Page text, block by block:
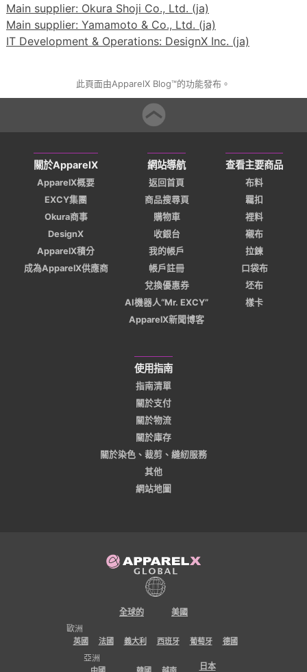
Main supplier: Okura Shoji Co., Ltd. (ja)
Main supplier: Yamamoto & Co., Ltd. (ja)
IT Development & Operations: DesignX Inc. (ja)
此頁面由ApparelX Blog™的功能發布。
關於ApparelX
ApparelX概要
EXCY集團
Okura商事
DesignX
ApparelX積分
成為ApparelX供應商
網站導航
返回首頁
商品搜尋頁
購物車
收銀台
我的帳戶
帳戶註冊
兌換優惠券
AI機器人“Mr. EXCY”
ApparelX新聞博客
查看主要商品
布料
羈扣
裡料
襯布
拉鍊
口袋布
坯布
樣卡
使用指南
指南清單
關於支付
關於物流
關於庫存
關於染色、裁剪、縫紉服務
其他
網站地圖
全球的
美國
歐洲
英國 法國 義大利 西班牙 葡萄牙 德國
亞洲
日本